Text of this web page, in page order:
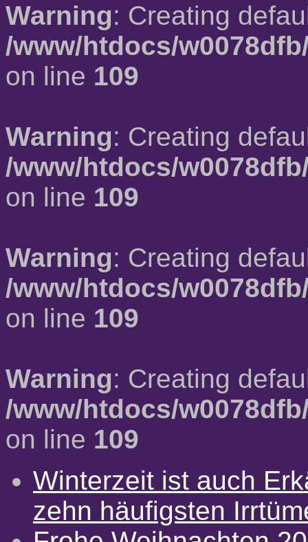
Warning: Creating
/www/htdocs/
on line 109
Warning: Creating
/www/htdocs/
on line 109
Warning: Creating
/www/htdocs/
on line 109
Warning: Creating
/www/htdocs/
on line 109
Winterzeit ist auch
zehn häufigsten